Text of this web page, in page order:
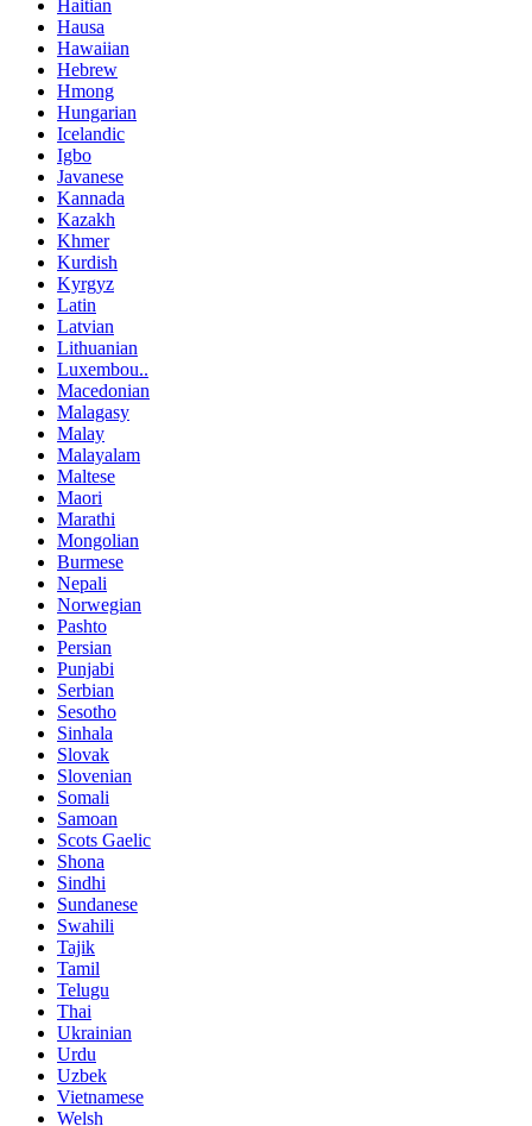
Haitian
Hausa
Hawaiian
Hebrew
Hmong
Hungarian
Icelandic
Igbo
Javanese
Kannada
Kazakh
Khmer
Kurdish
Kyrgyz
Latin
Latvian
Lithuanian
Luxembou..
Macedonian
Malagasy
Malay
Malayalam
Maltese
Maori
Marathi
Mongolian
Burmese
Nepali
Norwegian
Pashto
Persian
Punjabi
Serbian
Sesotho
Sinhala
Slovak
Slovenian
Somali
Samoan
Scots Gaelic
Shona
Sindhi
Sundanese
Swahili
Tajik
Tamil
Telugu
Thai
Ukrainian
Urdu
Uzbek
Vietnamese
Welsh